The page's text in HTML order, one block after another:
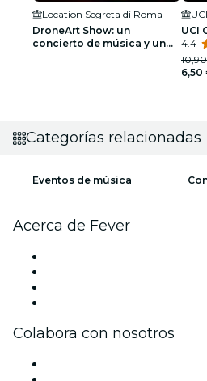
Location Segreta di Roma
DroneArt Show: un
concierto de música y un
UCI
4.4
6,50
Categorías relacionadas
Eventos de música
Acerca de Fever
Colabora con nosotros